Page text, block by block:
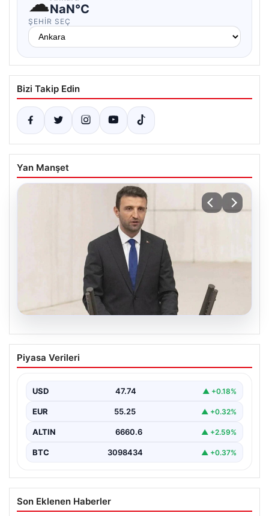
NaN°C
ŞEHIR SEÇ
Bizi Takip Edin
Yan Manşet
07.08.2026
AKP’li isimden skandal sözler! Barınma
sorunundan gençleri sorumlu tuttu
Sorunu ve Gençlerin Sorumluluğu Üzerine Tartışmalar",
"content":…
Piyasa Verileri
USD 47.74 ▲ +0.18%
EUR 55.25 ▲ +0.32%
ALTIN 6660.6 ▲ +2.59%
BTC 3098434 ▲ +0.37%
Son Eklenen Haberler